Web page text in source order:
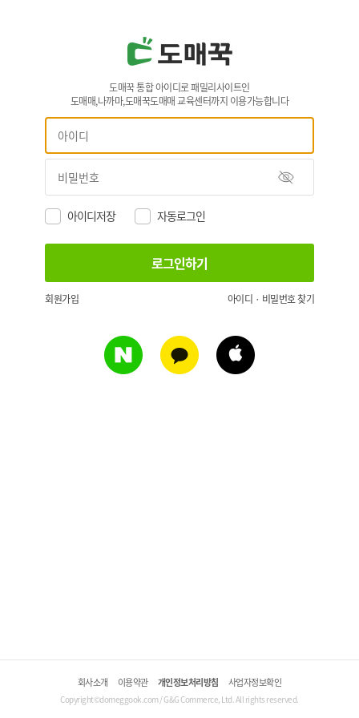
도매꾹 통합 아이디로 패밀리사이트인
도매매,나까마,도매꾹도매매 교육센터까지 이용가능합니다
아이디저장 자동로그인
회원가입 아이디 · 비밀번호 찾기
회사소개 이용약관 개인정보처리방침 사업자정보확인
Copyright©domeggook.com / G&G Commerce, Ltd. All rights reserved.